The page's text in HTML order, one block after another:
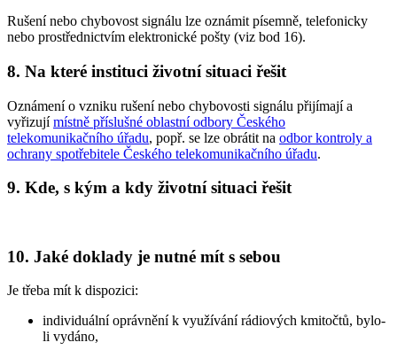
Rušení nebo chybovost signálu lze oznámit písemně, telefonicky
nebo prostřednictvím elektronické pošty (viz bod 16).
8. Na které instituci životní situaci řešit
Oznámení o vzniku rušení nebo chybovosti signálu přijímají a
vyřizujímístně příslušné oblastní odbory Českého
telekomunikačního úřadu, popř. se lze obrátit na odbor kontroly a
ochrany spotřebitele Českého telekomunikačního úřadu.
9. Kde, s kým a kdy životní situaci řešit
10. Jaké doklady je nutné mít s sebou
Je třeba mít k dispozici:
individuální oprávnění k využívání rádiových kmitočtů, bylo-
li vydáno,